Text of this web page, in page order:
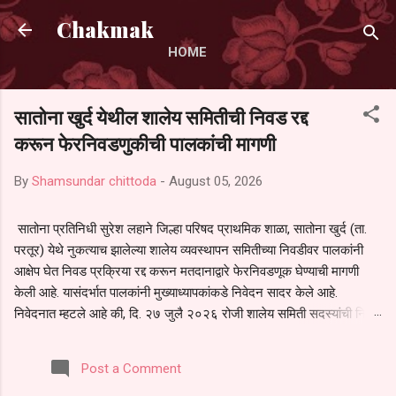
Skip to main content
Chakmak
HOME
सातोना खुर्द येथील शालेय समितीची निवड रद्द
करून फेरनिवडणुकीची पालकांची मागणी
By Shamsundar chittoda - August 05, 2026
सातोना प्रतिनिधी सुरेश लहाने जिल्हा परिषद प्राथमिक शाळा, सातोना खुर्द (ता.
परतूर) येथे नुकत्याच झालेल्या शालेय व्यवस्थापन समितीच्या निवडीवर पालकांनी
आक्षेप घेत निवड प्रक्रिया रद्द करून मतदानाद्वारे फेरनिवडणूक घेण्याची मागणी
केली आहे. यासंदर्भात पालकांनी मुख्याध्यापकांकडे निवेदन सादर केले आहे.
निवेदनात म्हटले आहे की, दि. २७ जुलै २०२६ रोजी शालेय समिती सदस्यांची निवड
पालकांना देण्यात आली नसल्याने मोठ्या संख्येने पालक बैठकीस उपस्थित राहू शकले
नाहीत. तसेच सर्व पालकांना विश्वासात न घेता निवड प्रक्रिया पूर्ण करण्यात
Post a Comment